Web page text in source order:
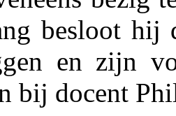
besloot hij
en zijn
bij docent